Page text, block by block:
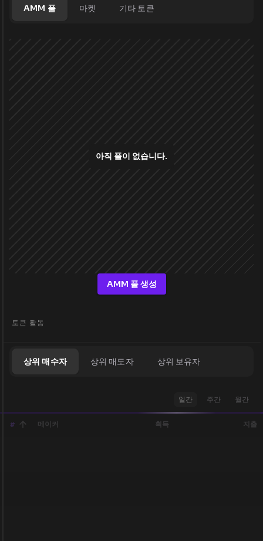
AMM 풀 마켓 기타 토큰
아직 풀이 없습니다.
AMM 풀 생성
토큰 활동
상위 매수자 상위 매도자 상위 보유자
일간 주간 월간
# 메이커 획득 지출